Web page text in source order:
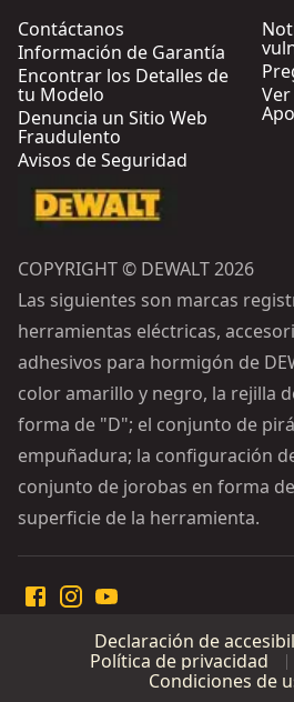
Contáctanos
Información de Garantía
Encontrar los Detalles de
tu Modelo
Denuncia un Sitio Web
Fraudulento
Avisos de Seguridad
COPYRIGHT © DEWALT 2026
Las siguientes son marcas
herramientas eléctricas,
adhesivos para hormigón de
color amarillo y negro, la rejilla
forma de "D"; el conjunto de
empuñadura; la configuración
conjunto de jorobas en forma
superficie de la herramienta.
Declaración de
Política de privacidad
Condiciones de